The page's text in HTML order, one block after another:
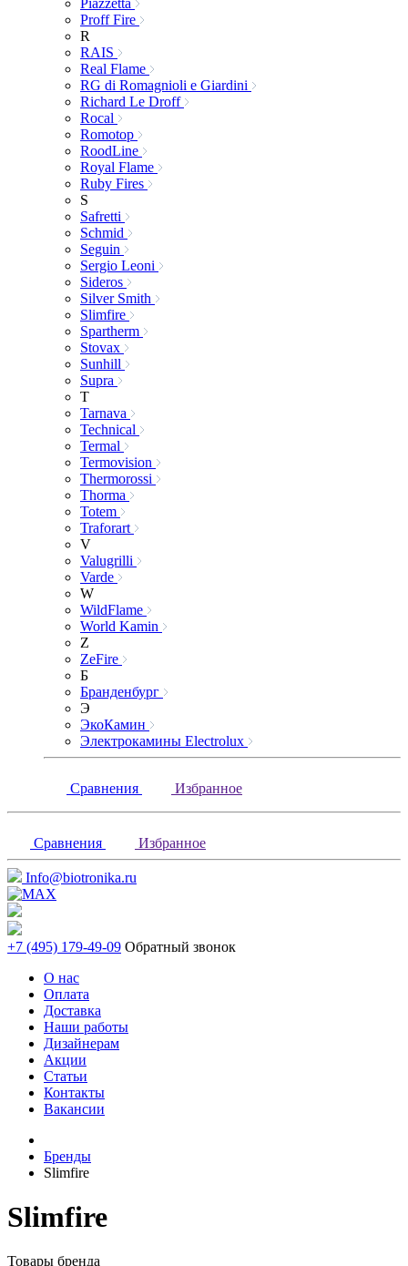
Proff Fire
R
RAIS
Real Flame
RG di Romagnioli e Giardini
Richard Le Droff
Rocal
Romotop
RoodLine
Royal Flame
Ruby Fires
S
Safretti
Schmid
Seguin
Sergio Leoni
Sideros
Silver Smith
Slimfire
Spartherm
Stovax
Sunhill
Supra
T
Tarnava
Technical
Termal
Termovision
Thermorossi
Thorma
Totem
Traforart
V
Valugrilli
Varde
W
WildFlame
World Kamin
Z
ZeFire
Б
Бранденбург
Э
ЭкоКамин
Электрокамины Electrolux
Сравнения Избранное
Сравнения Избранное
Info@biotronika.ru
+7 (495) 179-49-09 Обратный звонок
О нас
Оплата
Доставка
Наши работы
Дизайнерам
Акции
Статьи
Контакты
Вакансии
Бренды
Slimfire
Slimfire
Товары бренда